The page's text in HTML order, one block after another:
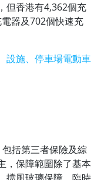
但香港有4,362個充
器及702個快速充
設施、停車場電動車
括第三者保險及綜
，保障範圍除了基本